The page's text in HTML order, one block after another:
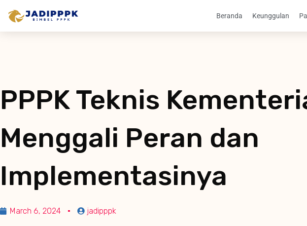
Beranda Keunggulan
PPPK Teknis
Menggali Peran dan
Implementasinya
March 6, 2024 jadipppk